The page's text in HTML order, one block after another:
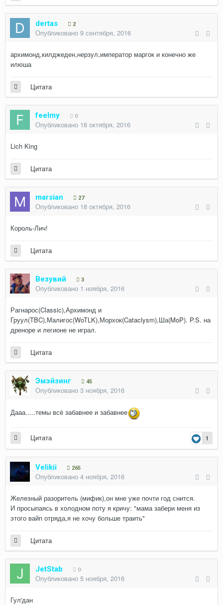
dertas 2
Опубликовано 9 сентября, 2016
архимонд,килджеден,нерзул,император маргок и конечно же
илюша
Цитата
feelmy 0
Опубликовано 18 октября, 2016
Lich King
Цитата
marsian 27
Опубликовано 18 октября, 2016
Король-Лич!
Цитата
Везувий 3
Опубликовано 1 ноября, 2016
Рагнарос(Classic),Архимонд и
Груул(TBC),Малигос(WoTLK),Морхок(Cataclysm),Ша(MoP). P.S. на
дреноре и легионе не играл.
Цитата
Эмэйзинг 45
Опубликовано 3 ноября, 2016
Дааа.....темы всё забавнее и забавнее
1
Цитата
Velikii 265
Опубликовано 4 ноября, 2016
Железный разоритель (мифик),он мне уже почти год снится.
И просыпаясь в холодном поту я кричу: "мама забери меня из
этого вайп отряда,я не хочу больше траить"
Цитата
JetStab 0
Опубликовано 5 ноября, 2016
Гул'дан